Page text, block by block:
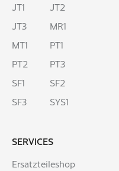
JT1
JT2
JT3
MR1
MT1
PT1
PT2
PT3
SF1
SF2
SF3
SYS1
SERVICES
Ersatzteileshop